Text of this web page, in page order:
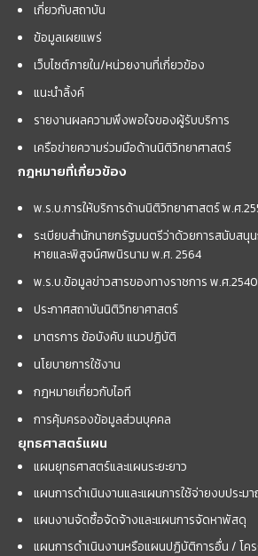
เกี่ยวกับสถาบัน
ข้อมูลเผยแพร่
เว็บไซต์ภายใน/หน่วยงานที่เกี่ยวข้อง
แนะนำลิ้งค์
รายงานผลความพึงพอใจของผู้รับบริการ
เครือข่ายความร่วมมือด้านนิติวิทยาศาสตร์
กฎหมายที่เกี่ยวข้อง
พ.ร.บ.การให้บริการด้านนิติวิทยาศาสตร์ พ.ศ
ระเบียบสำนักนายกรัฐมนตรีว่าด้วยการสนับส
หายและพิสูจน์ศพนิรนาม พ.ศ. 2564
พ.ร.บ.ข้อมูลข่าวสารของทางราชการ พ.ศ.2540
ประกาศสถาบันนิติวิทยาศาสตร์
มาตรการ ข้อบังคับ แนวปฏิบัติ
นโยบายการใช้งาน
กฎหมายเกี่ยวกับไอที
การคุ้มครองข้อมูลส่วนบุคคล
ยุทธศาสตร์แผน
แผนยุทธศาสตร์และแผนระยะยาว
แผนการดำเนินงานและแผนการใช้จ่ายงบประม
แผนงานจัดซื้อจัดจ้างและแผนการจัดหาพัสดุ
แผนการดำเนินงานหรือแผนปฏิบัติการอื่น / โค